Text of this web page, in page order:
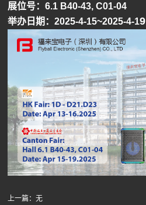
展位号：6.1 B40-43, C01-04
举办日期：2025-4-15~2025-4-19
上一篇：无